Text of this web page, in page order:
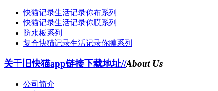
快猫记录生活记录你布系列
快猫记录生活记录你膜系列
防水板系列
复合快猫记录生活记录你膜系列
关于旧快猫app链接下载地址//About Us
公司简介